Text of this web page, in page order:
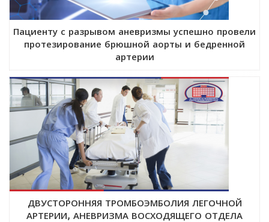
Пациенту с разрывом аневризмы успешно провели
протезирование брюшной аорты и бедренной
артерии
ДВУСТОРОННЯЯ ТРОМБОЭМБОЛИЯ ЛЕГОЧНОЙ
АРТЕРИИ, АНЕВРИЗМА ВОСХОДЯЩЕГО ОТДЕЛА